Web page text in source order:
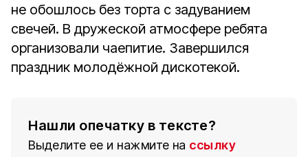
не обошлось без торта с задуванием
свечей. В дружеской атмосфере ребята
организовали чаепитие. Завершился
праздник молодёжной дискотекой.
Нашли опечатку в тексте?
Выделите ее и нажмите на ссылку